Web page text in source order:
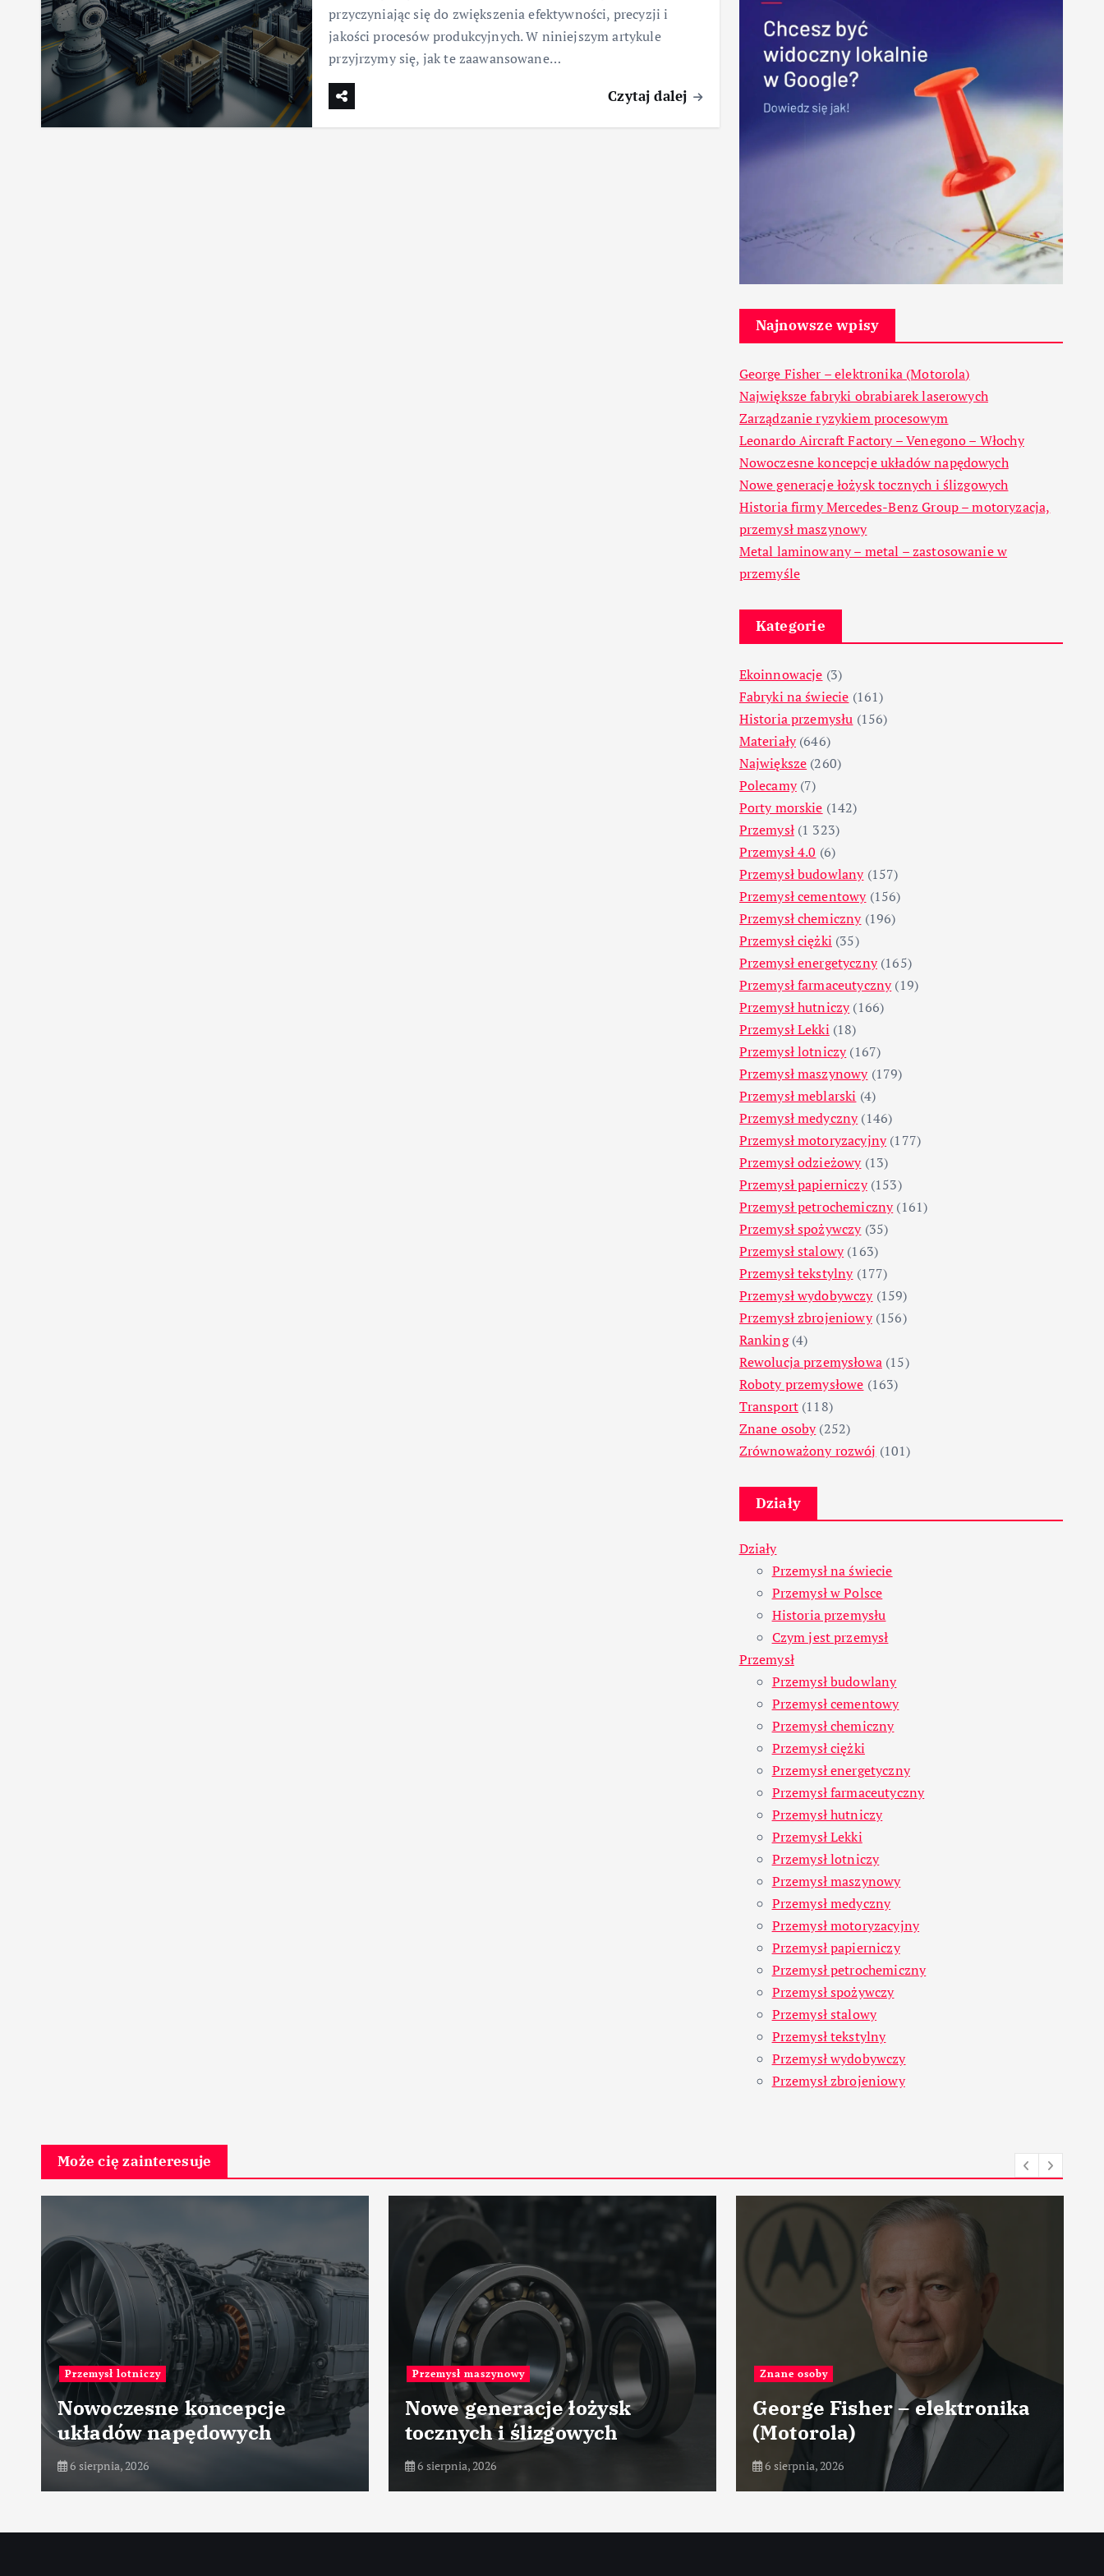
przyczyniając się do zwiększenia efektywności, precyzji i
jakości procesów produkcyjnych. W niniejszym artykule
przyjrzymy się, jak te zaawansowane…
Czytaj dalej
Najnowsze wpisy
George Fisher – elektronika (Motorola)
Największe fabryki obrabiarek laserowych
Zarządzanie ryzykiem procesowym
Leonardo Aircraft Factory – Venegono – Włochy
Nowoczesne koncepcje układów napędowych
Nowe generacje łożysk tocznych i ślizgowych
Historia firmy Mercedes-Benz Group – motoryzacja,
przemysł maszynowy
Metal laminowany – metal – zastosowanie w
przemyśle
Kategorie
Ekoinnowacje (3)
Fabryki na świecie (161)
Historia przemysłu (156)
Materiały(646)
Największe (260)
Polecamy(7)
Porty morskie (142)
Przemysł(1 323)
Przemysł 4.0 (6)
Przemysł budowlany(157)
Przemysł cementowy(156)
Przemysł chemiczny(196)
Przemysł ciężki (35)
Przemysł energetyczny(165)
Przemysł farmaceutyczny(19)
Przemysł hutniczy(166)
Przemysł Lekki (18)
Przemysł lotniczy(167)
Przemysł maszynowy(179)
Przemysł meblarski (4)
Przemysł medyczny(146)
Przemysł motoryzacyjny(177)
Przemysł odzieżowy(13)
Przemysł papierniczy(153)
Przemysł petrochemiczny(161)
Przemysł spożywczy(35)
Przemysł stalowy(163)
Przemysł tekstylny(177)
Przemysł wydobywczy(159)
Przemysł zbrojeniowy(156)
Ranking(4)
Rewolucja przemysłowa(15)
Roboty przemysłowe (163)
Transport (118)
Znane osoby(252)
Zrównoważony rozwój (101)
Działy
Działy
Przemysł na świecie
Przemysł w Polsce
Historia przemysłu
Czym jest przemysł
Przemysł
Przemysł budowlany
Przemysł cementowy
Przemysł chemiczny
Przemysł ciężki
Przemysł energetyczny
Przemysł farmaceutyczny
Przemysł hutniczy
Przemysł Lekki
Przemysł lotniczy
Przemysł maszynowy
Przemysł medyczny
Przemysł motoryzacyjny
Przemysł papierniczy
Przemysł petrochemiczny
Przemysł spożywczy
Przemysł stalowy
Przemysł tekstylny
Przemysł wydobywczy
Przemysł zbrojeniowy
Może cię zainteresuje
Przemysł lotniczy
Nowoczesne koncepcje
układów napędowych
6 sierpnia, 2026
Przemysł maszynowy
Nowe generacje łożysk
tocznych i ślizgowych
6 sierpnia, 2026
Znane osoby
George Fisher – elektronika
(Motorola)
6 sierpnia, 2026